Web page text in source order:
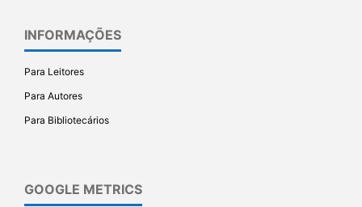
INFORMAÇÕES
Para Leitores
Para Autores
Para Bibliotecários
GOOGLE METRICS